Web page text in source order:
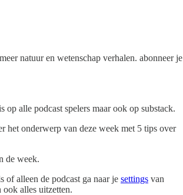
natuur en wetenschap verhalen. abonneer je
alle podcast spelers maar ook op substack.
het onderwerp van deze week met 5 tips over
de week.
of alleen de podcast ga naar je settings van
ook alles uitzetten.